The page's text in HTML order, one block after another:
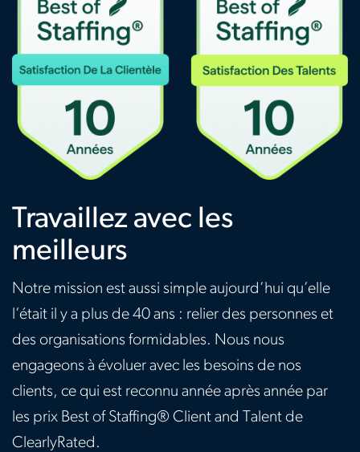
Travaillez avec les
meilleurs
Notre mission est aussi simple aujourd’hui qu’elle
l’était il y a plus de 40 ans : relier des personnes et
des organisations formidables. Nous nous
engageons à évoluer avec les besoins de nos
clients, ce qui est reconnu année après année par
les prix Best of Staffing® Client and Talent de
ClearlyRated.